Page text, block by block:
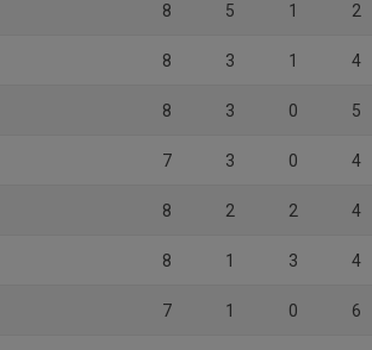
8 5 1 2
8 3 1 4
8 3 0 5
7 3 0 4
8 2 2 4
8 1 3 4
7 1 0 6